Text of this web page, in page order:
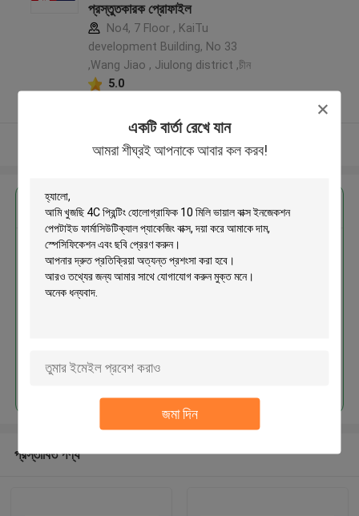
একটি বার্তা রেখে যান
আমরা শীঘ্রই আপনাকে আবার কল করব!
জমা দিন
প্রস্তুতকারক প্রোফাইল
No4, 7 Floor , KaiTu
development Building, No 33
,Wang Jiao , Jiulong district ,চীন
5.0
আরো দেখুন
এর সেরা মূল্য পান
4C প্রিন্টিং হোলোগ্রাফিক 10 মিলি ভায়াল বাক্স
ইনজেকশন পেপটাইড ফার্মাসিউটিক্যাল
চালিয়ে
প্রস্তাবিত পণ্য